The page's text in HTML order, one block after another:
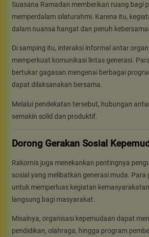
Suasana Ramadan memberikan ruang bagi
memperdalam silaturahmi. Karena itu,
dalam nuansa hangat dan penuh
Di samping itu, interaksi informal antar
memperkuat komunikasi lintas generasi.
bertukar gagasan mengenai berbagai
dapat dilaksanakan bersama.
Melalui pendekatan tersebut, hubungan
semakin solid dan produktif.
Dorong Gerakan Sosial
Rakornis juga menekankan pentingnya
sosial yang melibatkan generasi muda. Para
untuk memperluas kegiatan
langsung bagi masyarakat.
Misalnya, organisasi kepemudaan dapat
pendidikan, olahraga, hingga program